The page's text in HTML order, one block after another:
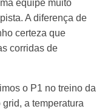
equipe muito
A diferença de
certeza que
corridas de
o P1 no treino da
a temperatura